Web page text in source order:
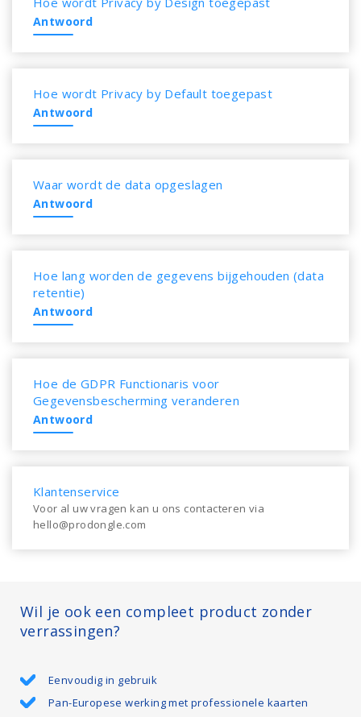
Antwoord
Hoe wordt Privacy by Default toegepast
Antwoord
Waar wordt de data opgeslagen
Antwoord
Hoe lang worden de gegevens bijgehouden (data
retentie)
Antwoord
Hoe de GDPR Functionaris voor
Gegevensbescherming veranderen
Antwoord
Klantenservice
Voor al uw vragen kan u ons contacteren via
hello@prodongle.com
Wil je ook een compleet product zonder
verrassingen?
Eenvoudig in gebruik
Pan-Europese werking met professionele kaarten